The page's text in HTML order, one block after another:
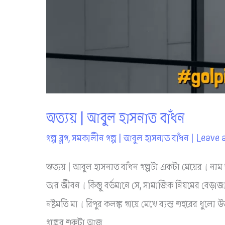
অত্যয় | আবুল হাসনাত বাঁধন
গল্প ব্লগ,সমকালীন গল্প|আবুল হাসনাত বাঁধন| Leave
অত্যয় | আবুল হাসনাত বাঁধন গল্পটা একটা মেয়ের।
তার জীবন। কিন্তু বর্তমানে সে, সামাজিক নিয়মের
নষ্টমতি মা। রিপুর কলঙ্ক গায়ে মেখে ব্যস্ত শহরের ধুলো